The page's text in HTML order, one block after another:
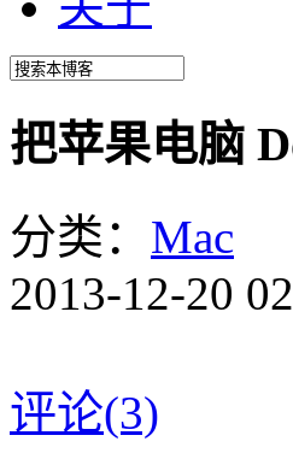
把苹果电脑
分类： Mac
2013-12-20
评论(3)